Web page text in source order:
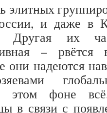
элитных
и даже в
Другая их
–
они надеются
этом фоне
в связи с